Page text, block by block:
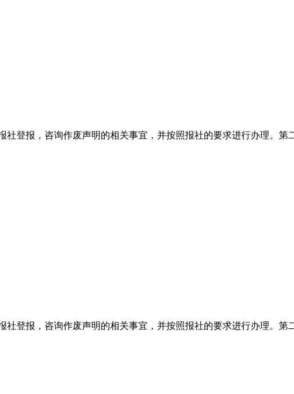
社登报，咨询作废声明的相关事宜，并按照报社的要求进行办理。
登报，咨询作废声明的相关事宜，并按照报社的要求进行办理。